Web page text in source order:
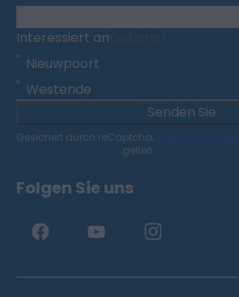
Interessiert an
Nieuwpoort
Westende
Senden Sie
Gesichert durch reCaptcha,
gelten.
Folgen Sie uns